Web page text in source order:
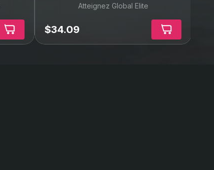
Atteignez Global Elite
$34.09